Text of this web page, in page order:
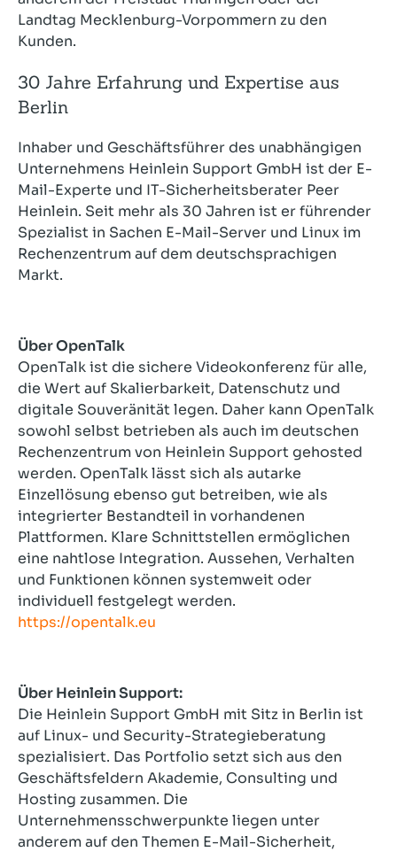
Landtag Mecklenburg-Vorpommern zu den
Kunden.
30 Jahre Erfahrung und Expertise aus
Berlin
Inhaber und Geschäftsführer des unabhängigen
Unternehmens Heinlein Support GmbH ist der E-
Mail-Experte und IT-Sicherheitsberater Peer
Heinlein. Seit mehr als 30 Jahren ist er führender
Spezialist in Sachen E-Mail-Server und Linux im
Rechenzentrum auf dem deutschsprachigen
Markt.
Über OpenTalk
OpenTalk ist die sichere Videokonferenz für alle,
die Wert auf Skalierbarkeit, Datenschutz und
digitale Souveränität legen. Daher kann OpenTalk
sowohl selbst betrieben als auch im deutschen
Rechenzentrum von Heinlein Support gehosted
werden. OpenTalk lässt sich als autarke
Einzellösung ebenso gut betreiben, wie als
integrierter Bestandteil in vorhandenen
Plattformen. Klare Schnittstellen ermöglichen
eine nahtlose Integration. Aussehen, Verhalten
und Funktionen können systemweit oder
individuell festgelegt werden.
https://opentalk.eu
Über Heinlein Support:
Die Heinlein Support GmbH mit Sitz in Berlin ist
auf Linux- und Security-Strategieberatung
spezialisiert. Das Portfolio setzt sich aus den
Geschäftsfeldern Akademie, Consulting und
Hosting zusammen. Die
Unternehmensschwerpunkte liegen unter
anderem auf den Themen E-Mail-Sicherheit,